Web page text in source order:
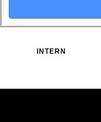
INTERN